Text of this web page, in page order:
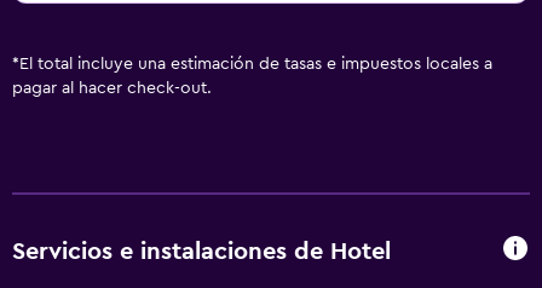
* El total incluye una estimación de tasas e impuestos locales a
pagar al hacer check-out.
Servicios e instalaciones de Hotel